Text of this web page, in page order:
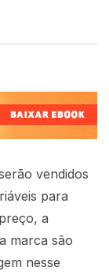
vendidos
para
a
marca são
nesse